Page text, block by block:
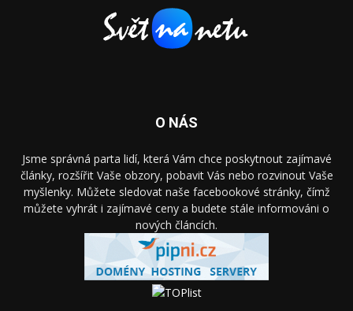
O NÁS
Jsme správná parta lidí, která Vám chce poskytnout zajímavé
články, rozšířit Vaše obzory, pobavit Vás nebo rozvinout Vaše
myšlenky. Můžete sledovat naše facebookové stránky, čímž
můžete vyhrát i zajímavé ceny a budete stále informováni o
nových článcích.